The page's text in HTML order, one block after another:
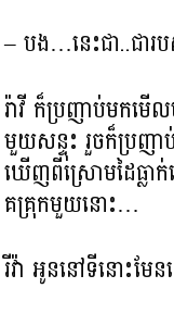
– បង…នេះជា..ជា
រ៉ាវី ក៏ប្រញាប់មកមើល
មួយសន្ទុះ រួចក៏ប្រញា
ឃើញពីស្រោមដៃធ្ល
គគ្រុកមួយនោះ…
រីវ៉ា អូននៅទីនោះមែន